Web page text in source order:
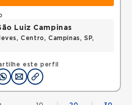
este perfil
Luiz Campinas
Centro, Campinas, SP,